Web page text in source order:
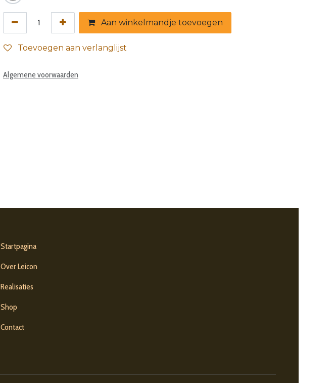
Aan winkelmandje toevoegen
Toevoegen aan verlanglijst
Algemene voorwaarden
Startpagina
Over Leicon
Realisaties
Shop
Contact